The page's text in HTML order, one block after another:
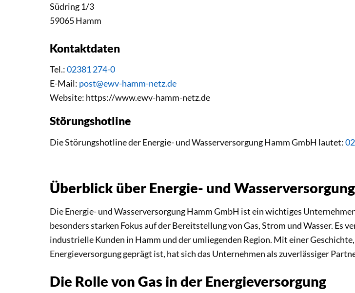
Südring 1/3
59065 Hamm
Kontaktdaten
Tel.:02381 274-0
E-Mail: post@ewv-hamm-netz.de
Website: https://www.ewv-hamm-netz.de
Störungshotline
Die Störungshotline der Energie- und Wasserversorgung Hamm GmbH lautet:
Überblick über Energie- und
Die Energie- und Wasserversorgung Hamm GmbH ist ein wichtiges
besonders starken Fokus auf der Bereitstellung von Gas, Strom und Wasser.
industrielle Kunden in Hamm und der umliegenden Region. Mit einer
Energieversorgung geprägt ist, hat sich das Unternehmen als zuverlässiger
Die Rolle von Gas in der Energieversorgung